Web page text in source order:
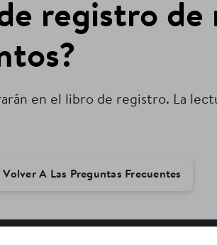
registro de
en el libro de registro. La
Volver A Las Preguntas Frecuentes